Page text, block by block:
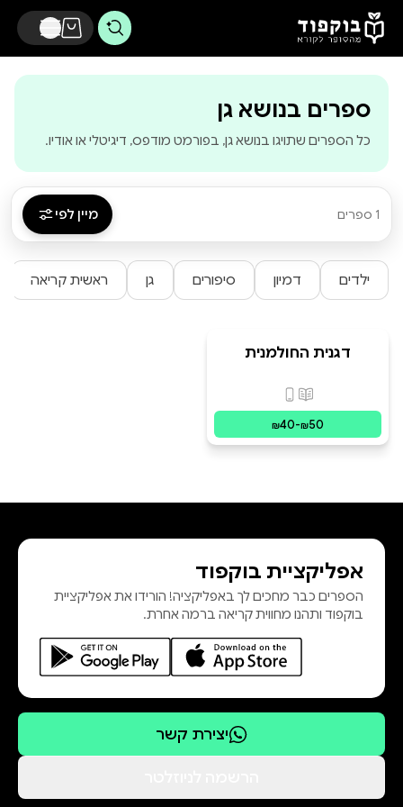
דלג לתוכן הראשי
ספרים בנושא גן
כל הספרים שתויגו בנושא גן, בפורמט מודפס, דיגיטלי או אודיו.
1 ספרים מיין לפי
ילדים דמיון סיפורים גן ראשית קריאה
דגנית החולמנית
פורמטים זמינים
₪40-₪50
אפליקציית בוקפוד
הספרים כבר מחכים לך באפליקציה! הורידו את אפליקציית
בוקפוד ותהנו מחווית קריאה ברמה אחרת.
יצירת קשר